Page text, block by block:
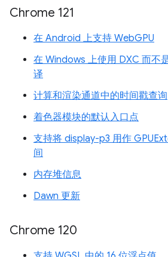
Chrome 121
在 Android 上支持 WebGPU
在 Windows 上使用 DXC 而不
译
计算和渲染通道中的时间戳查询
着色器模块的默认入口点
支持将 display-p3 用作
间
内存堆信息
Dawn 更新
Chrome 120